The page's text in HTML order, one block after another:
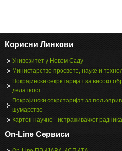
Корисни Линкови
Унивезитет у Новом Саду
Министарство просвете, науке и
Покрајински секретаријат за високо
делатност
Покрајински секретаријат за
шумарство
Картон научно - истраживачког радника
On-Line Сервиси